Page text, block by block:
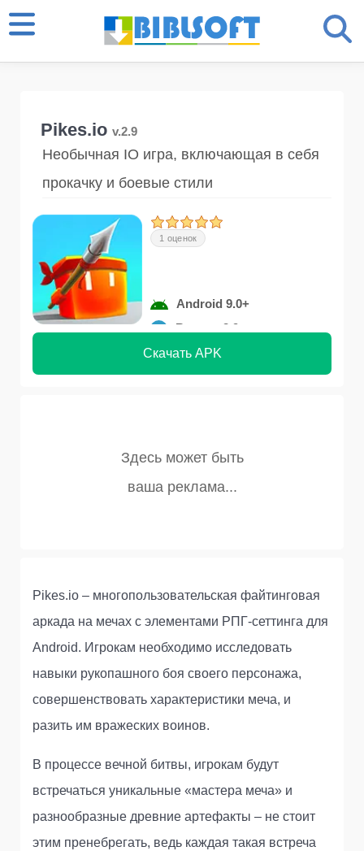
Pikes.io v.2.9
Необычная IO игра, включающая в себя
прокачку и боевые стили
1 оценок
Android 9.0+
Версия 2.9
Скачать APK
Pikes.io – многопользовательская файтинговая
аркада на мечах с элементами РПГ-сеттинга для
Android. Игрокам необходимо исследовать
навыки рукопашного боя своего персонажа,
совершенствовать характеристики меча, и
разить им вражеских воинов.
В процессе вечной битвы, игрокам будут
встречаться уникальные «мастера меча» и
разнообразные древние артефакты – не стоит
этим пренебрегать, ведь каждая такая встреча